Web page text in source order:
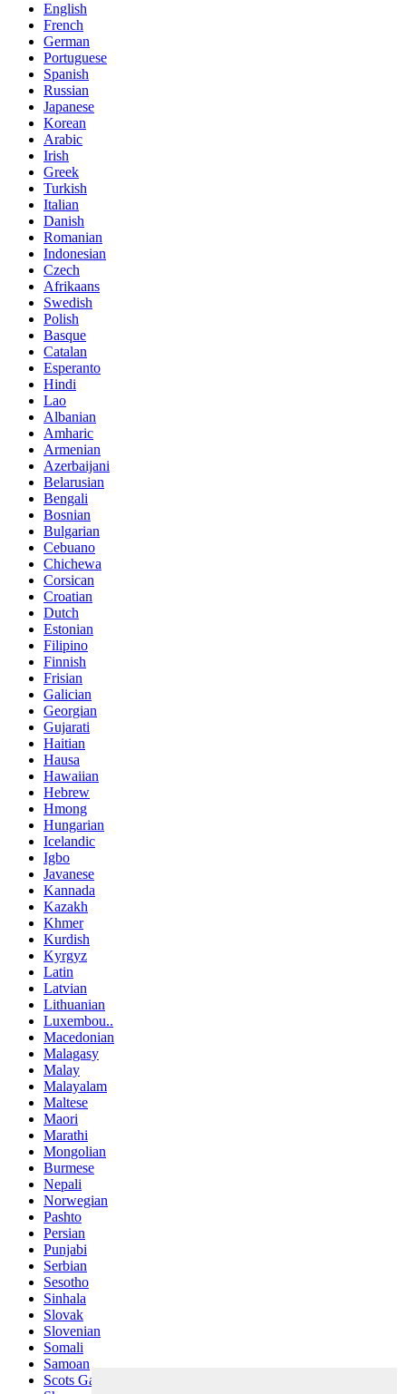
English
French
German
Portuguese
Spanish
Russian
Japanese
Korean
Arabic
Irish
Greek
Turkish
Italian
Danish
Romanian
Indonesian
Czech
Afrikaans
Swedish
Polish
Basque
Catalan
Esperanto
Hindi
Lao
Albanian
Amharic
Armenian
Azerbaijani
Belarusian
Bengali
Bosnian
Bulgarian
Cebuano
Chichewa
Corsican
Croatian
Dutch
Estonian
Filipino
Finnish
Frisian
Galician
Georgian
Gujarati
Haitian
Hausa
Hawaiian
Hebrew
Hmong
Hungarian
Icelandic
Igbo
Javanese
Kannada
Kazakh
Khmer
Kurdish
Kyrgyz
Latin
Latvian
Lithuanian
Luxembou..
Macedonian
Malagasy
Malay
Malayalam
Maltese
Maori
Marathi
Mongolian
Burmese
Nepali
Norwegian
Pashto
Persian
Punjabi
Serbian
Sesotho
Sinhala
Slovak
Slovenian
Somali
Samoan
Scots Gaelic